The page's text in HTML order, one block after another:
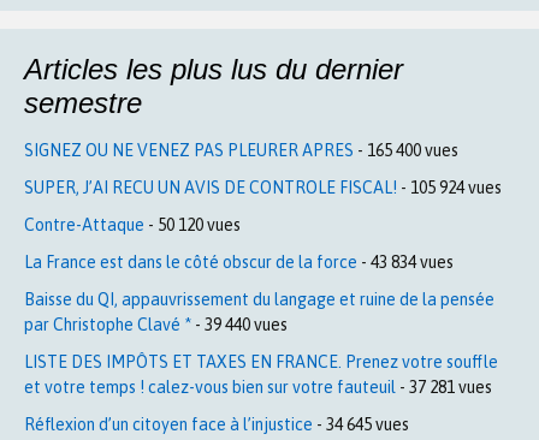
Articles les plus lus du dernier
semestre
SIGNEZ OU NE VENEZ PAS PLEURER APRES - 165 400 vues
SUPER, J’AI RECU UN AVIS DE CONTROLE FISCAL! - 105 924 vues
Contre-Attaque - 50 120 vues
La France est dans le côté obscur de la force - 43 834 vues
Baisse du QI, appauvrissement du langage et ruine de la pensée
par Christophe Clavé * - 39 440 vues
LISTE DES IMPÔTS ET TAXES EN FRANCE. Prenez votre souffle
et votre temps ! calez-vous bien sur votre fauteuil - 37 281 vues
Réflexion d’un citoyen face à l’injustice - 34 645 vues